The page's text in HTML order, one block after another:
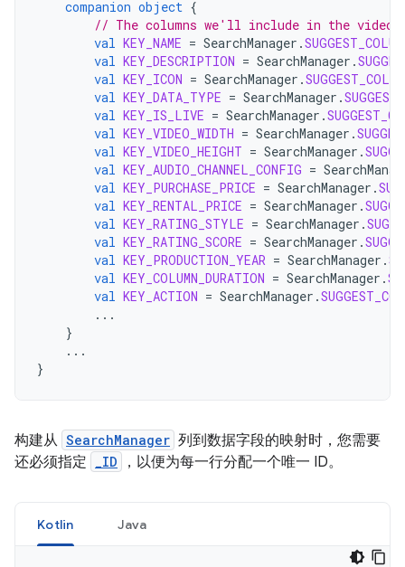
companion object {
// The columns we'll include in the video
val KEY_NAME = SearchManager .
val KEY_DESCRIPTION = SearchManager .
val KEY_ICON = SearchManager .
val KEY_DATA_TYPE = SearchManager .
val KEY_IS_LIVE = SearchManager .
val KEY_VIDEO_WIDTH = SearchManager .
val KEY_VIDEO_HEIGHT = SearchManager .
val KEY_AUDIO_CHANNEL_CONFIG =
val KEY_PURCHASE_PRICE = SearchManager .
val KEY_RENTAL_PRICE = SearchManager .
val KEY_RATING_STYLE = SearchManager .
val KEY_RATING_SCORE = SearchManager .
val KEY_PRODUCTION_YEAR = SearchManager .
val KEY_COLUMN_DURATION = SearchManager .
val KEY_ACTION = SearchManager .
...
}
...
}
构建从 SearchManager 列到数据字段的映射时，您需要
还必须指定 _ID ，以便为每一行分配一个唯一 ID。
Kotlin Java